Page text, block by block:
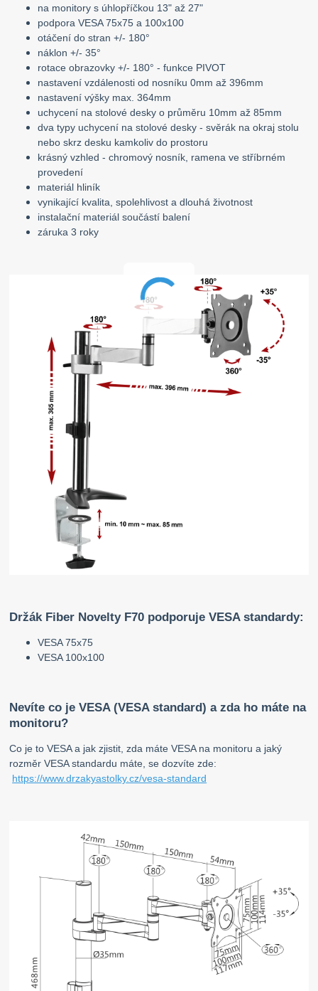
na monitory s úhlopříčkou 13" až 27"
podpora VESA 75x75 a 100x100
otáčení do stran +/- 180°
náklon +/- 35°
rotace obrazovky +/- 180° - funkce PIVOT
nastavení vzdálenosti od nosníku 0mm až 396mm
nastavení výšky max. 364mm
uchycení na stolové desky o průměru 10mm až 85mm
dva typy uchycení na stolové desky - svěrák na okraj stolu
nebo skrz desku kamkoliv do prostoru
krásný vzhled - chromový nosník, ramena ve stříbrném
provedení
materiál hliník
vynikající kvalita, spolehlivost a dlouhá životnost
instalační materiál součástí balení
záruka 3 roky
Držák Fiber Novelty F70 podporuje VESA standardy:
VESA 75x75
VESA 100x100
Nevíte co je VESA (VESA standard) a zda ho máte na
monitoru?
Co je to VESA a jak zjistit, zda máte VESA na monitoru a jaký
rozměr VESA standardu máte, se dozvíte zde:
https://www.drzakyastolky.cz/vesa-standard